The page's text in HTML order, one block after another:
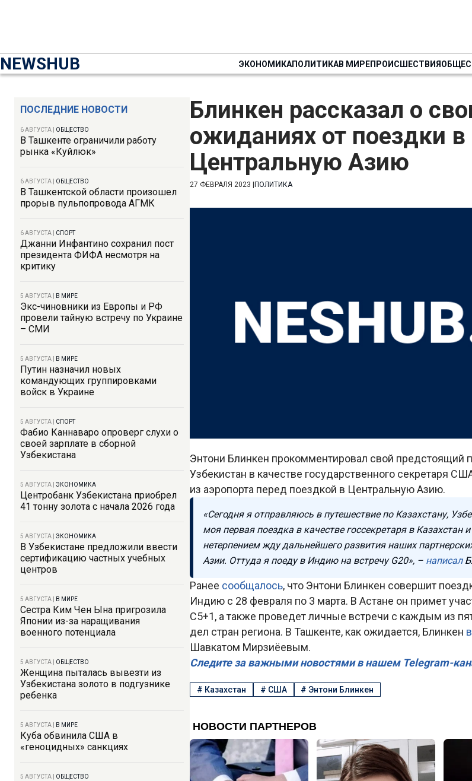
NEWSHUB ЭКОНОМИКАПОЛИТИКАВ МИРЕПРОИСШЕСТВИЯ
ПОСЛЕДНИЕ НОВОСТИ
6 АВГУСТА ОБЩЕСТВО
В Ташкенте ограничили работу
рынка «Куйлюк»
6 АВГУСТА ОБЩЕСТВО
В Ташкентской области произошел
прорыв пульпопровода АГМК
6 АВГУСТА СПОРТ
Джанни Инфантино сохранил пост
президента ФИФА несмотря на
критику
5 АВГУСТА В МИРЕ
Экс-чиновники из Европы и РФ
провели тайную встречу по Украине
– СМИ
5 АВГУСТА В МИРЕ
Путин назначил новых
командующих группировками
войск в Украине
5 АВГУСТА СПОРТ
Фабио Каннаваро опроверг слухи о
своей зарплате в сборной
Узбекистана
5 АВГУСТА ЭКОНОМИКА
Центробанк Узбекистана приобрел
41 тонну золота с начала 2026 года
5 АВГУСТА ЭКОНОМИКА
В Узбекистане предложили ввести
сертификацию частных учебных
центров
5 АВГУСТА В МИРЕ
Сестра Ким Чен Ына пригрозила
Японии из-за наращивания
военного потенциала
5 АВГУСТА ОБЩЕСТВО
Женщина пыталась вывезти из
Узбекистана золото в подгузнике
ребенка
5 АВГУСТА В МИРЕ
Куба обвинила США в
«геноцидных» санкциях
5 АВГУСТА ОБЩЕСТВО
Блинкен рассказал о
ожиданиях от поездки в
Центральную Азию
27 ФЕВРАЛЯ 2023 ПОЛИТИКА
Энтони Блинкен прокомментировал свой предстоящий
Узбекистан в качестве государственного секретаря
из аэропорта перед поездкой в Центральную Азию.
«Сегодня я отправляюсь в путешествие по Казахстану,
моя первая поездка в качестве госсекретаря в Казахстан
нетерпением жду дальнейшего развития наших
Азии. Оттуда я поеду в Индию на встречу G20», – написал
Ранее сообщалось, что Энтони Блинкен совершит
Индию с 28 февраля по 3 марта. В Астане он примет
C5+1, а также проведет личные встречи с каждым из
дел стран региона. В Ташкенте, как ожидается, Блинкен
Шавкатом Мирзиёевым.
Следите за важными новостями в нашем Telegram-
# Казахстан # США #Энтони Блинкен